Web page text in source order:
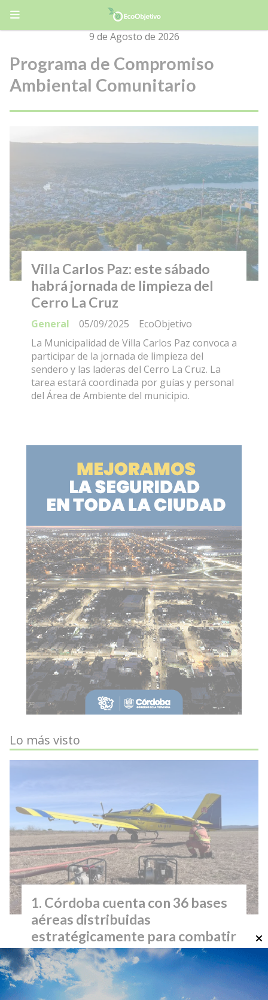
9 de Agosto de 2026
Programa de Compromiso
Ambiental Comunitario
Villa Carlos Paz: este sábado
habrá jornada de limpieza del
Cerro La Cruz
EcoObjetivo
General
05/09/2025
La Municipalidad de Villa Carlos Paz convoca a
participar de la jornada de limpieza del
sendero y las laderas del Cerro La Cruz. La
tarea estará coordinada por guías y personal
del Área de Ambiente del municipio.
Lo más visto
Córdoba cuenta con 36 bases
aéreas distribuidas
estratégicamente para combatir
incendios